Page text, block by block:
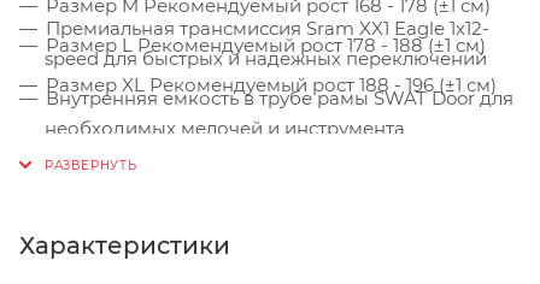
Премиальная трансмиссия Sram XX1 Eagle 1х12-
speed для быстрых и надежных переключений
Внутренняя емкость в трубе рамы SWAT Door для
необходимых мелочей и инструмента
Колёса размером 29 дюймов обладают лучшим
Размер M Рекомендуемый рост 168 - 178 (±1 см)
Размер L Рекомендуемый рост 178 - 188 (±1 см)
Размер XL Рекомендуемый рост 188 - 196 (±1 см)
Характеристики